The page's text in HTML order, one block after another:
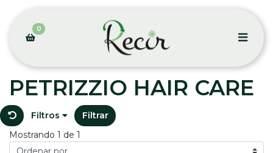
0
PETRIZZIO HAIR CARE
Filtros
Filtrar
Mostrando 1 de 1